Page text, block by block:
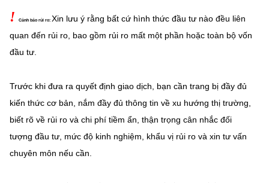
! Cảnh báo rủi ro: Xin lưu ý rằng bất cứ hình thức đầu tư nào đều liên
quan đến rủi ro, bao gồm rủi ro mất một phần hoặc toàn bộ vốn
đầu tư.
Trước khi đưa ra quyết định giao dịch, bạn cần trang bị đầy đủ
kiến thức cơ bản, nắm đầy đủ thông tin về xu hướng thị trường,
biết rõ về rủi ro và chi phí tiềm ẩn, thận trọng cân nhắc đối
tượng đầu tư, mức độ kinh nghiệm, khẩu vị rủi ro và xin tư vấn
chuyên môn nếu cần.